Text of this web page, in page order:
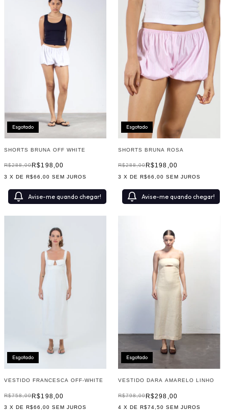
Esgotado
SHORTS BRUNA OFF WHITE
R$198,00
R$288,00
3 X DER$66,00 SEM JUROS
Avise-me quando chegar!
Esgotado
SHORTS BRUNA ROSA
R$198,00
R$288,00
3 X DE R$66,00 SEM JUROS
Avise-me quando chegar!
Esgotado
VESTIDO FRANCESCA OFF-WHITE
R$198,00
R$758,00
3 X DER$66,00 SEM JUROS
Esgotado
VESTIDO DARA AMARELO LINHO
R$298,00
R$798,00
4 X DE R$74,50 SEM JUROS